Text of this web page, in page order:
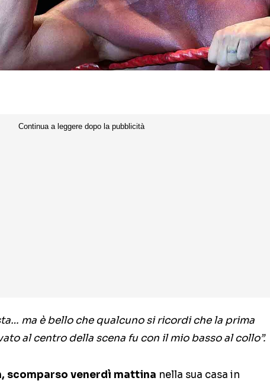
ma è bello che qualcuno si ricordi che la prima
al centro della scena fu con il mio basso al collo”.
scomparso venerdì mattina nella sua casa in